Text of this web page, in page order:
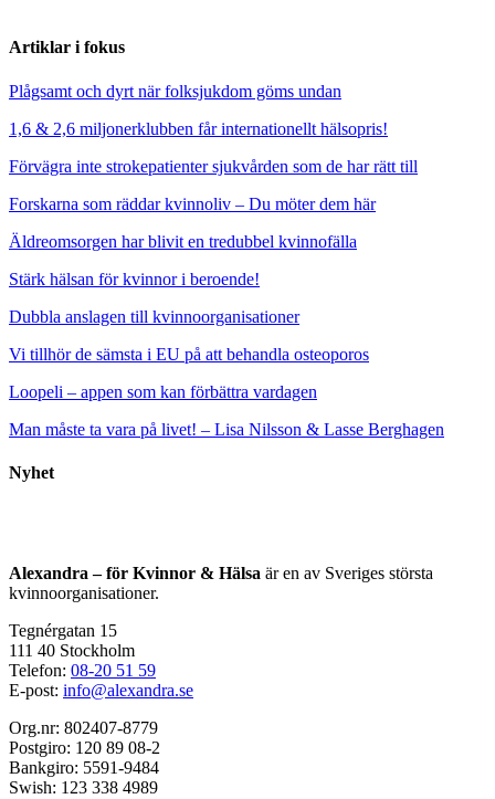
Artiklar i fokus
Plågsamt och dyrt när folksjukdom göms undan
1,6 & 2,6 miljonerklubben får internationellt hälsopris!
Förvägra inte strokepatienter sjukvården som de har rätt till
Forskarna som räddar kvinnoliv – Du möter dem här
Äldreomsorgen har blivit en tredubbel kvinnofälla
Stärk hälsan för kvinnor i beroende!
Dubbla anslagen till kvinnoorganisationer
Vi tillhör de sämsta i EU på att behandla osteoporos
Loopeli – appen som kan förbättra vardagen
Man måste ta vara på livet! – Lisa Nilsson & Lasse Berghagen
Nyhet
Alexandra – för Kvinnor & Hälsa är en av Sveriges största
kvinnoorganisationer.
Tegnérgatan 15
111 40 Stockholm
Telefon: 08-20 51 59
E-post: info@alexandra.se
Org.nr: 802407-8779
Postgiro: 120 89 08-2
Bankgiro: 5591-9484
Swish: 123 338 4989